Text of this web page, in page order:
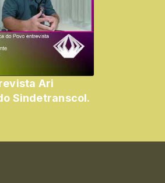
Ari
do Sindetranscol.